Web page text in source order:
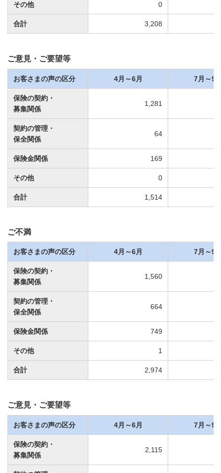
その他 0
合計 3,208
ご意見・ご要望等
お客さまの声の区分 4月～6月 7月～9
保険の契約・
募集関係
1,281
契約の管理・
保全関係
64
保険金関係 169
その他 0
合計 1,514
ご不満
お客さまの声の区分 4月～6月 7月～9
保険の契約・
募集関係
1,560
契約の管理・
保全関係
664
保険金関係 749
その他 1
合計 2,974
ご意見・ご要望等
お客さまの声の区分 4月～6月 7月～9
保険の契約・
募集関係
2,115